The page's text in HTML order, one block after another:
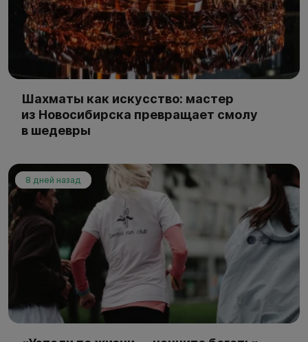
Шахматы как искусство: мастер
из Новосибирска превращает смолу
в шедевры
8 дней назад